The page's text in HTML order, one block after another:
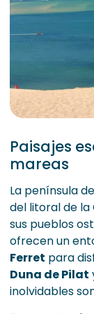
Paisajes
mareas
La península de
del litoral de la
sus pueblos
ofrecen un
Ferret para
Duna de Pilat
inolvidables